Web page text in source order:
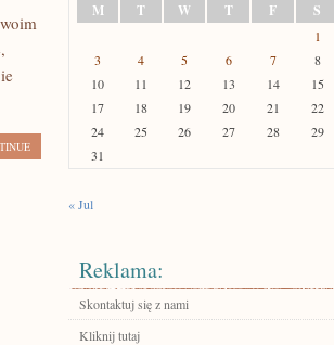
M
T W T F S
1
3
4 5 6 7 8
10
11 12 13 14 15
17
18 19 20 21 22
24
25 26 27 28 29
31
« Jul
Reklama:
Skontaktuj się z nami
Kliknij tutaj